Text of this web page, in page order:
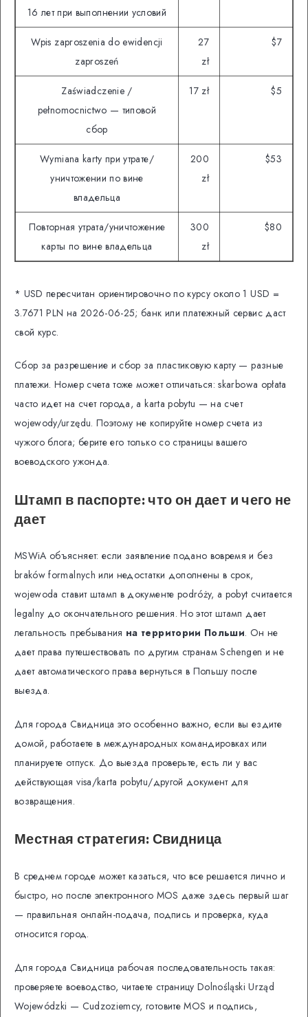
16 лет при выполнении условий
Wpis zaproszenia do ewidencji
zaproszeń
27
zł
$7
Zaświadczenie /
pełnomocnictwo — типовой
сбор
17 zł $5
Wymiana karty при утрате/
уничтожении по вине
владельца
200
zł
$53
Повторная утрата/уничтожение
карты по вине владельца
300
zł
$80
* USD пересчитан ориентировочно по курсу около 1 USD =
3.7671 PLN на 2026-06-25; банк или платежный сервис даст
свой курс.
Сбор за разрешение и сбор за пластиковую карту — разные
платежи. Номер счета тоже может отличаться: skarbowa opłata
часто идет на счет города, а karta pobytu — на счет
wojewody/urzędu. Поэтому не копируйте номер счета из
чужого блога; берите его только со страницы вашего
воеводского ужонда.
Штамп в паспорте: что он дает и чего не
дает
MSWiA объясняет: если заявление подано вовремя и без
braków formalnych или недостатки дополнены в срок,
wojewoda ставит штамп в документе podróży, а pobyt считается
legalny до окончательного решения. Но этот штамп дает
легальность пребывания на территории Польши. Он не
дает права путешествовать по другим странам Schengen и не
дает автоматического права вернуться в Польшу после
выезда.
Для города Свидница это особенно важно, если вы ездите
домой, работаете в международных командировках или
планируете отпуск. До выезда проверьте, есть ли у вас
действующая visa/karta pobytu/другой документ для
возвращения.
Местная стратегия: Свидница
В среднем городе может казаться, что все решается лично и
быстро, но после электронного MOS даже здесь первый шаг
— правильная онлайн-подача, подпись и проверка, куда
относится город.
Для города Свидница рабочая последовательность такая:
проверяете воеводство, читаете страницу Dolnośląski Urząd
Wojewódzki — Cudzoziemcy, готовите MOS и подпись,